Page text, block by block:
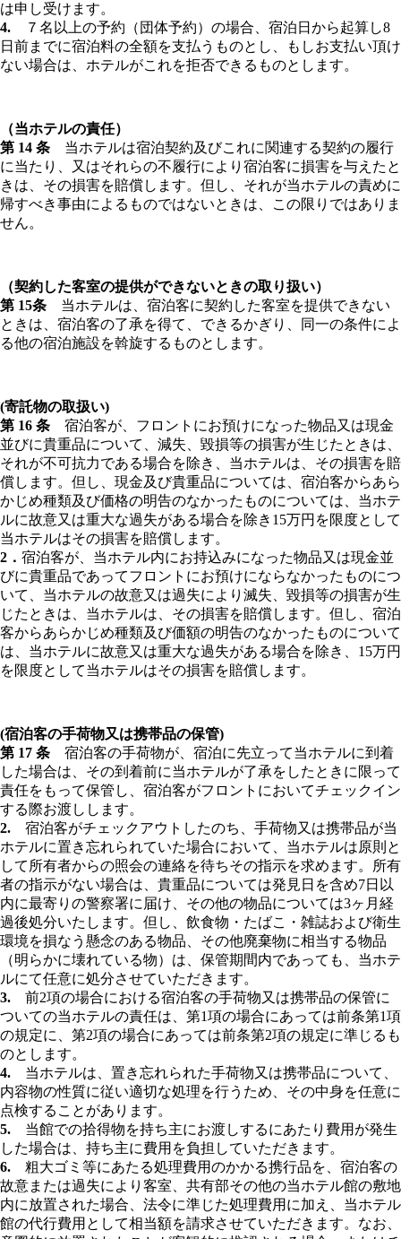
は申し受けます。
4. ７名以上の予約（団体予約）の場合、宿泊日から起算し8
日前までに宿泊料の全額を支払うものとし、もしお支払い頂け
ない場合は、ホテルがこれを拒否できるものとします。
（当ホテルの責任）
第 14 条 当ホテルは宿泊契約及びこれに関連する契約の履行
に当たり、又はそれらの不履行により宿泊客に損害を与えたと
きは、その損害を賠償します。但し、それが当ホテルの責めに
帰すべき事由によるものではないときは、この限りではありま
せん。
（契約した客室の提供ができないときの取り扱い）
第 15条 当ホテルは、宿泊客に契約した客室を提供できない
ときは、宿泊客の了承を得て、できるかぎり、同一の条件によ
る他の宿泊施設を斡旋するものとします。
(寄託物の取扱い)
第 16 条 宿泊客が、フロントにお預けになった物品又は現金
並びに貴重品について、減失、毀損等の損害が生じたときは、
それが不可抗力である場合を除き、当ホテルは、その損害を賠
償します。但し、現金及び貴重品については、宿泊客からあら
かじめ種類及び価格の明告のなかったものについては、当ホテ
ルに故意又は重大な過失がある場合を除き15万円を限度として
当ホテルはその損害を賠償します。
2． 宿泊客が、当ホテル内にお持込みになった物品又は現金並
びに貴重品であってフロントにお預けにならなかったものにつ
いて、当ホテルの故意又は過失により滅失、毀損等の損害が生
じたときは、当ホテルは、その損害を賠償します。但し、宿泊
客からあらかじめ種類及び価額の明告のなかったものについて
は、当ホテルに故意又は重大な過失がある場合を除き、15万円
を限度として当ホテルはその損害を賠償します。
(宿泊客の手荷物又は携帯品の保管)
第 17 条 宿泊客の手荷物が、宿泊に先立って当ホテルに到着
した場合は、その到着前に当ホテルが了承をしたときに限って
責任をもって保管し、宿泊客がフロントにおいてチェックイン
する際お渡しします。
2. 宿泊客がチェックアウトしたのち、手荷物又は携帯品が当
ホテルに置き忘れられていた場合において、当ホテルは原則と
して所有者からの照会の連絡を待ちその指示を求めます。所有
者の指示がない場合は、貴重品については発見日を含め7日以
内に最寄りの警察署に届け、その他の物品については3ヶ月経
過後処分いたします。但し、飲食物・たばこ・雑誌および衛生
環境を損なう懸念のある物品、その他廃棄物に相当する物品
（明らかに壊れている物）は、保管期間内であっても、当ホテ
ルにて任意に処分させていただきます。
3. 前2項の場合における宿泊客の手荷物又は携帯品の保管に
ついての当ホテルの責任は、第1項の場合にあっては前条第1項
の規定に、第2項の場合にあっては前条第2項の規定に準じるも
のとします。
4. 当ホテルは、置き忘れられた手荷物又は携帯品について、
内容物の性質に従い適切な処理を行うため、その中身を任意に
点検することがあります。
5. 当館での拾得物を持ち主にお渡しするにあたり費用が発生
した場合は、持ち主に費用を負担していただきます。
6. 粗大ゴミ等にあたる処理費用のかかる携行品を、宿泊客の
故意または過失により客室、共有部その他の当ホテル館の敷地
内に放置された場合、法令に準じた処理費用に加え、当ホテル
館の代行費用として相当額を請求させていただきます。なお、